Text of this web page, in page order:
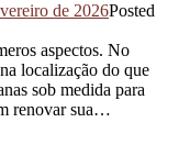
de 2026Posted
aspectos. No
localização do que
sob medida para
renovar sua…